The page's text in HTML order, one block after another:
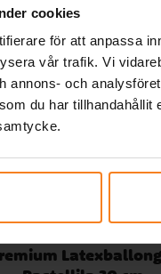
cookies
för att anpassa
vår trafik. Vi
annons- och
du har
inte
Till
har